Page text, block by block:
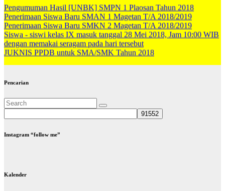
Pengumuman Hasil [UNBK] SMPN 1 Plaosan Tahun 2018
Penerimaan Siswa Baru SMAN 1 Magetan T/A 2018/2019
Penerimaan Siswa Baru SMKN 2 Magetan T/A 2018/2019
Siswa - siswi kelas IX masuk tanggal 28 Mei 2018, Jam 10:00 WIB
dengan memakai seragam pada hari tersebut
JUKNIS PPDB untuk SMA/SMK Tahun 2018
Pencarian
Instagram “follow me”
Kalender